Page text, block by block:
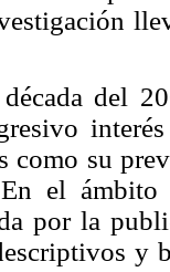
del
como su
el ámbito
por la
y